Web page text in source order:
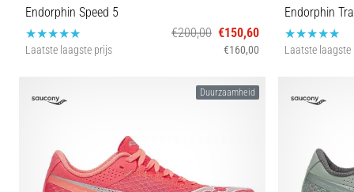
Endorphin Speed 5
€200,00 €150,60
Laatste laagste prijs €160,00
Endorphin
Laatste laagste
Duurzaamheid